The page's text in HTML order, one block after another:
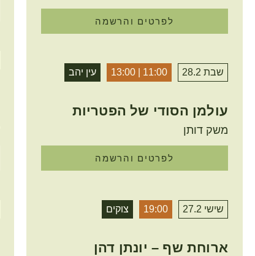
לפרטים והרשמה
שבת 28.2 11:00 | 13:00 עין יהב
עולמן הסודי של הפטריות
משק דותן
לפרטים והרשמה
שישי 27.2 19:00 צוקים
ארוחת שף – יונתן דהן